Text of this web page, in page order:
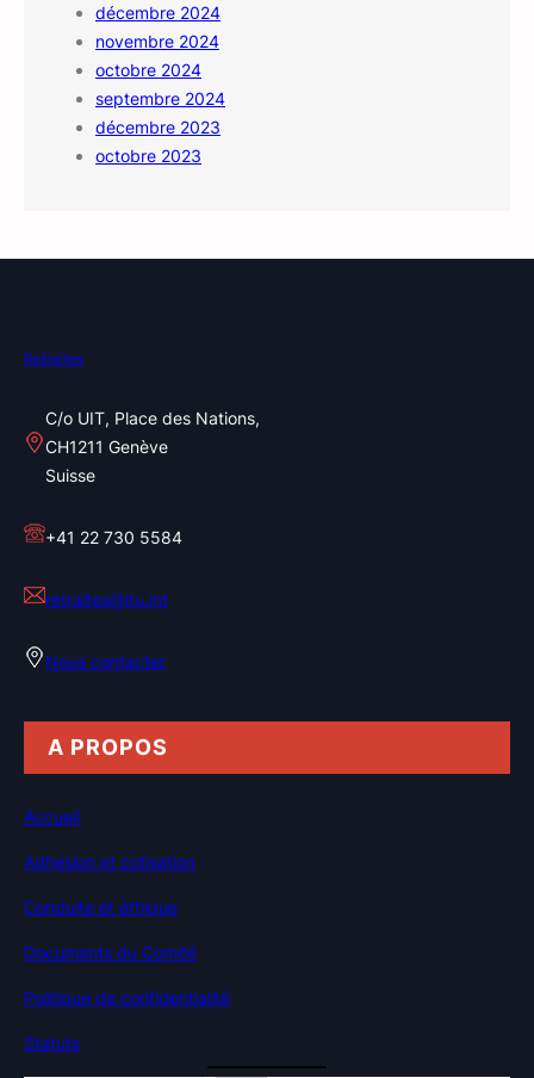
décembre 2024
novembre 2024
octobre 2024
septembre 2024
décembre 2023
octobre 2023
Retraites
C/o UIT, Place des Nations,
CH1211 Genève
Suisse
+41 22 730 5584
retraites@itu.int
Nous contacter
A PROPOS
Accueil
Adhésion et cotisation
Conduite et éthique
Documents du Comité
Politique de confidentialité
Statuts